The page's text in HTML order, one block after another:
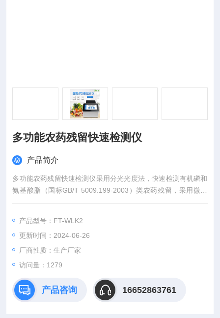
多功能农药残留快速检测仪
产品简介
多功能农药残留快速检测仪采用分光光度法，快速检测有机磷和
氨基酸脂（国标GB/T 5009.199-2003）类农药残留，采用微流
控技术，博士团队。
产品型号：FT-WLK2
更新时间：2024-06-26
厂商性质：生产厂家
访问量：1279
产品咨询 16652863761